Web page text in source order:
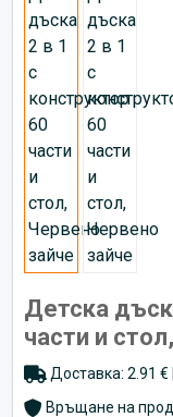
Детска
части и
Доставка: 2.91
Връщане на